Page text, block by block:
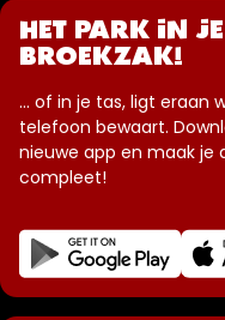
HET PARK IN JE
BROEKZAK!
... of in je tas, ligt eraan
telefoon bewaart.
nieuwe app en maak je
compleet!